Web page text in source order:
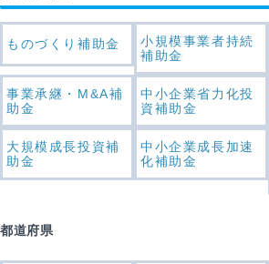
ものづくり補助金
小規模事業者持続
補助金
事業承継・M&A補
助金
中小企業省力化投
資補助金
大規模成長投資補
助金
中小企業成長加速
化補助金
都道府県